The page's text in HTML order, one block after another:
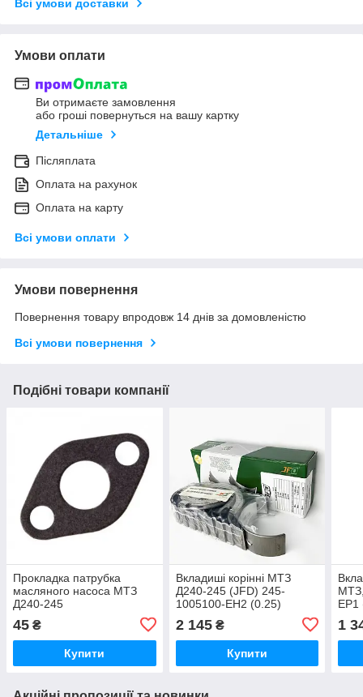
Всі умови доставки
Умови оплати
Ви отримаєте замовлення
або гроші повернуться на вашу картку
Детальніше
Післяплата
Оплата на рахунок
Оплата на карту
Всі умови оплати
Умови повернення
Повернення товару впродовж 14 днів за домовленістю
Всі умови повернення
Подібні товари компанії
Прокладка патрубка
масляного насоса МТЗ
Д240-245
45 ₴
Купити
Вкладиші корінні МТЗ
Д240-245 (JFD) 245-
1005100-ЕН2 (0.25)
2 145₴
Купити
ЕР1
1